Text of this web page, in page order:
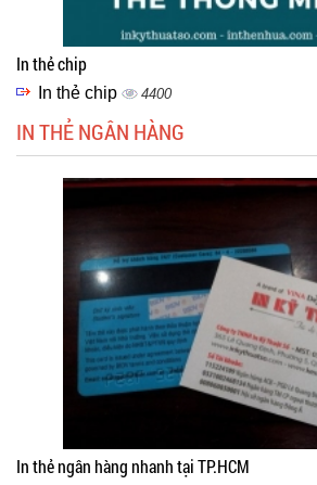
In thẻ chip
In thẻ chip 4400
IN THẺ NGÂN HÀNG
In thẻ ngân hàng nhanh tại TP.HCM